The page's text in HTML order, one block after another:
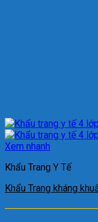
Xem nhanh
Khẩu Trang Y Tế
Khẩu Trang kháng